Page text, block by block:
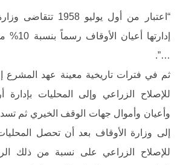
“اعتبار من أول يوليو
إدارتها
…”.
ثم في فترات تاريخية معينة عهد المشرع
للإصلاح الزراعي وإلى المحليات
وأعيان وأموال جهات الوقف الخيري ثم تسدد
إلى وزارة الأوقاف بعد أن تحصل المحليات
للإصلاح الزراعي على نسبة من ذلك